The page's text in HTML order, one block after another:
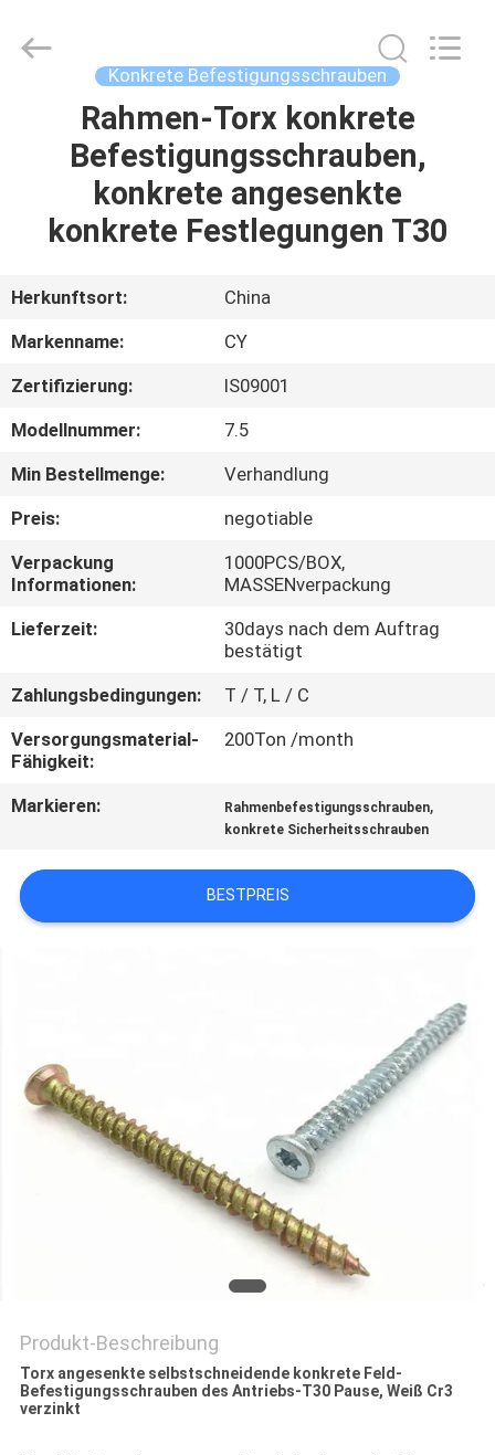
PRODUKTE
UNS
AUSFLUG
QUALITÄTSKONTROLLE
TRETEN
SIE
MIT
IN
VERBINDUNG
NACHRICHTEN
FORDERN
SIE EIN
PRIVACY
POLICY
Co,LTD.
Konkrete Befestigungsschrauben
Rahmen-Torx konkrete
Befestigungsschrauben,
konkrete angesenkte
konkrete Festlegungen T30
Herkunftsort:
China
Markenname:
CY
Zertifizierung:
IS09001
Modellnummer:
7.5
Min Bestellmenge:
Verhandlung
Preis:
negotiable
Verpackung
Informationen:
1000PCS/BOX,
MASSENverpackung
Lieferzeit:
30days nach dem Auftrag
bestätigt
Zahlungsbedingungen:
T / T, L / C
Versorgungsmaterial-
Fähigkeit:
200Ton /month
Markieren: Rahmenbefestigungsschrauben,
konkrete Sicherheitsschrauben
BESTPREIS
Produkt-Beschreibung
Torx angesenkte selbstschneidende konkrete Feld-
Befestigungsschrauben des Antriebs-T30 Pause, Weiß Cr3
verzinkt